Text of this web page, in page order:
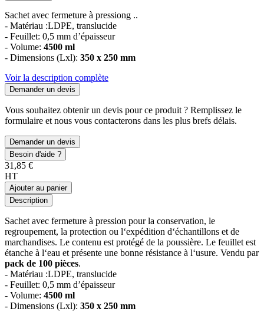
Sachet avec fermeture à pressiong ..
- Matériau :LDPE, translucide
- Feuillet: 0,5 mm d’épaisseur
- Volume: 4500 ml
- Dimensions (Lxl): 350 x 250 mm
Voir la description complète
Demander un devis
Vous souhaitez obtenir un devis pour ce produit ? Remplissez le
formulaire et nous vous contacterons dans les plus brefs délais.
Demander un devis
Besoin d'aide ?
31,85 €
HT
Ajouter au panier
Description
Sachet avec fermeture à pression pour la conservation, le
regroupement, la protection ou l‘expédition d‘échantillons et de
marchandises. Le contenu est protégé de la poussière. Le feuillet est
étanche à l‘eau et présente une bonne résistance à l‘usure. Vendu par
pack de 100 pièces.
- Matériau :LDPE, translucide
- Feuillet: 0,5 mm d’épaisseur
- Volume: 4500 ml
- Dimensions (Lxl): 350 x 250 mm